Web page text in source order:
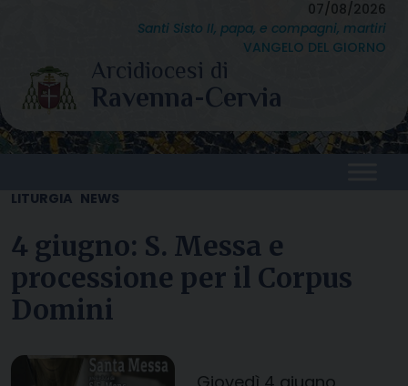
content
07/08/2026
Santi Sisto II, papa, e compagni, martiri
VANGELO DEL GIORNO
LITURGIA NEWS
4 giugno: S. Messa e
processione per il Corpus
Domini